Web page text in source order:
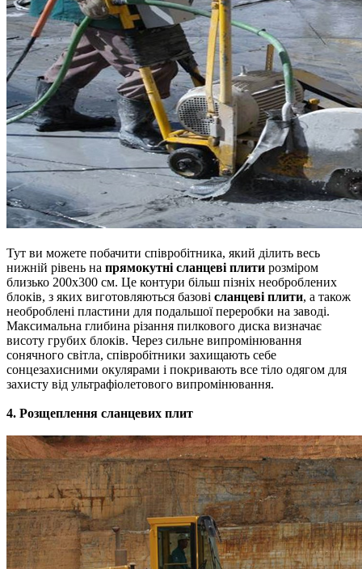
Тут ви можете побачити співробітника, який ділить весь
нижній рівень на прямокутні сланцеві плити розміром
близько 200x300 см. Це контури більш пізніх необроблених
блоків, з яких виготовляються базові сланцеві плити, а також
необроблені пластини для подальшої переробки на заводі.
Максимальна глибина різання пилкового диска визначає
висоту грубих блоків. Через сильне випромінювання
сонячного світла, співробітники захищають себе
сонцезахисними окулярами і покривають все тіло одягом для
захисту від ультрафіолетового випромінювання.
4. Розщеплення сланцевих плит